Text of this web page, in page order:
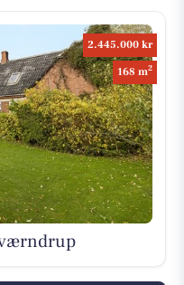
2.445.000 kr
168 m2